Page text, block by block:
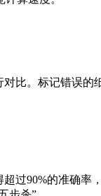
对比。标记错误的
过90%的准确率